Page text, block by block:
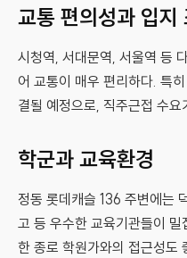
교통 편의성과 입지
시청역, 서대문역, 서울역 등
어 교통이 매우 편리하다. 특
결될 예정으로, 직주근접 수
학군과 교육환경
정동 롯데캐슬 136 주변에는
고 등 우수한 교육기관들이
한 종로 학원가와의 접근성도